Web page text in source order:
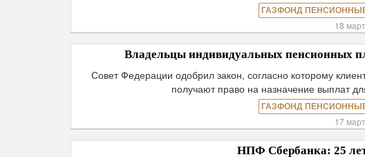
ГАЗФОНД
18
Владельцы индивидуальных пенсионных
Совет Федерации одобрил закон, согласно которому
получают право на назначение выплат
ГАЗФОНД
17
НПФ Сбербанка: 25